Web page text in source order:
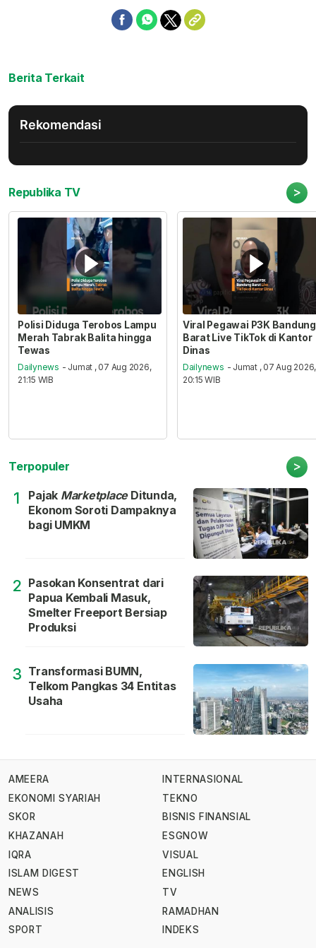
Berita Terkait
Rekomendasi
Republika TV >
Polisi Diduga Terobos Lampu
Merah Tabrak Balita hingga
Tewas
Dailynews - Jumat , 07 Aug 2026,
21:15 WIB
Viral Pegawai P3K Bandung
Barat Live TikTok di Kantor
Dinas
Dailynews - Jumat , 07 Aug 2026,
20:15 WIB
Terpopuler >
1 Pajak MarketplaceDitunda,
Ekonom Soroti Dampaknya
bagi UMKM
2 Pasokan Konsentrat dari
Papua Kembali Masuk,
Smelter Freeport Bersiap
Produksi
3 Transformasi BUMN,
Telkom Pangkas 34 Entitas
Usaha
AMEERA
EKONOMI SYARIAH
SKOR
KHAZANAH
IQRA
ISLAM DIGEST
NEWS
ANALISIS
SPORT
INTERNASIONAL
TEKNO
BISNIS FINANSIAL
ESGNOW
VISUAL
ENGLISH
TV
RAMADHAN
INDEKS